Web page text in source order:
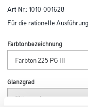
Art-Nr.:1010-001628
Für die rationelle
Farbtonbezeichnung
Glanzgrad